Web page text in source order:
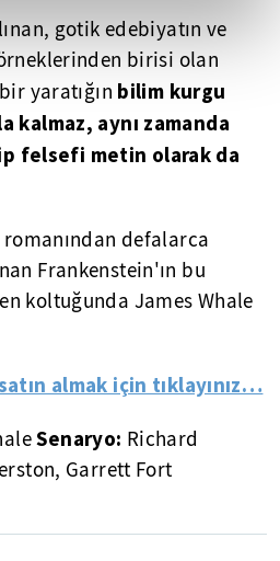
gotik edebiyatın ve
birisi olan
yaratığın bilim kurgu
kalmaz, aynı zamanda
felsefi metin olarak da
defalarca
Frankenstein'ın bu
koltuğunda James Whale
almak için tıklayınız…
Senaryo: Richard
Garrett Fort